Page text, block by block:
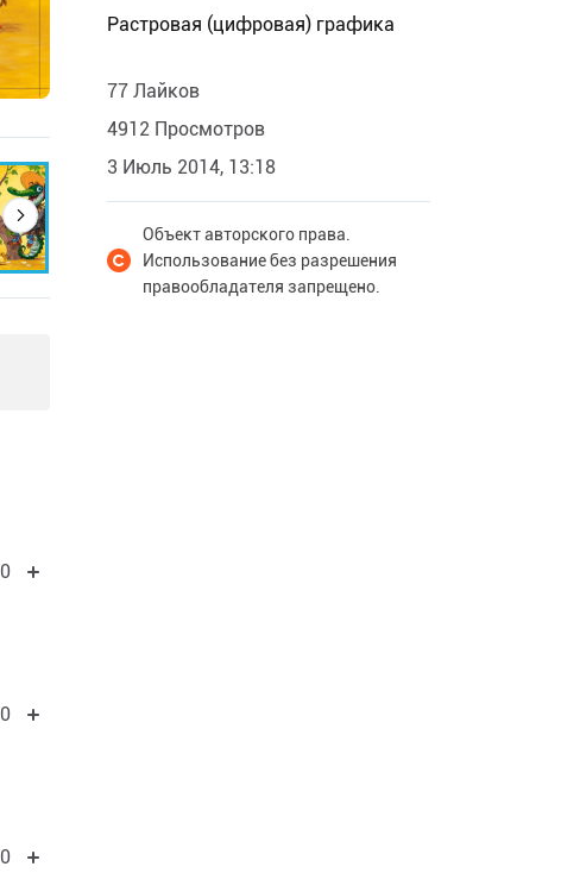
0
0
0
Растровая (цифровая) графика
77 Лайков
4912 Просмотров
3 Июль 2014, 13:18
Объект авторского права.
Использование без разрешения
правообладателя запрещено.